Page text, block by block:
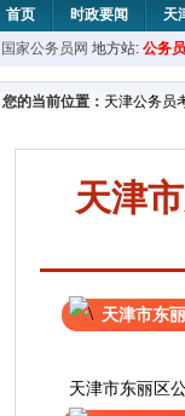
首页 时政要闻 天
教材中心
国家公务员网 地方站: 公务
您的当前位置： 天津公务员
天津
天津市东
天津市东丽区